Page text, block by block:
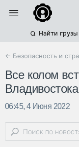
Найти грузы
← Безопасность и
Все колом
06:45, 4 Июня 2022